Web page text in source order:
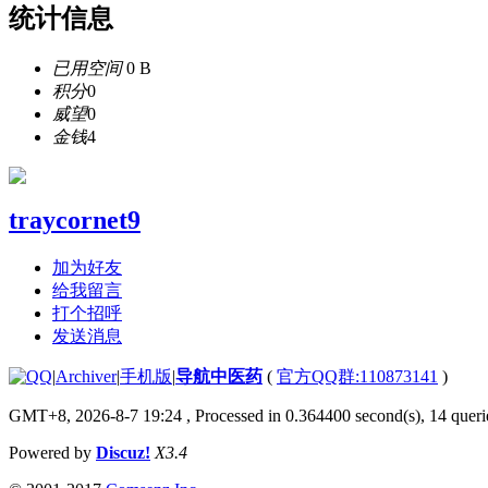
统计信息
已用空间0 B
积分0
威望0
金钱4
traycornet9
加为好友
给我留言
打个招呼
发送消息
|Archiver|手机版|导航中医药 ( 官方QQ群:110873141 )
GMT+8, 2026-8-7 19:24 , Processed in 0.364400 second(s), 14
Powered by Discuz! X3.4